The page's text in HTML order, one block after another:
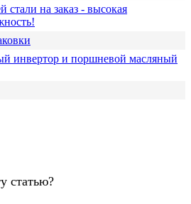
на заказ - высокая
инвертор и поршневой масляный
статью?